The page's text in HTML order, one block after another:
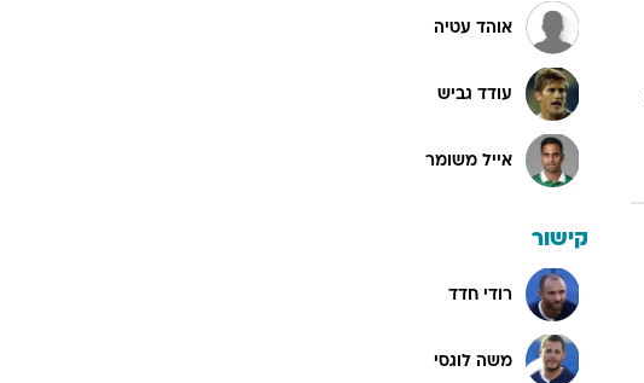
אוהד עטיה
עודד גביש
אייל משומר
קישור
רודי חדד
משה לוגסי